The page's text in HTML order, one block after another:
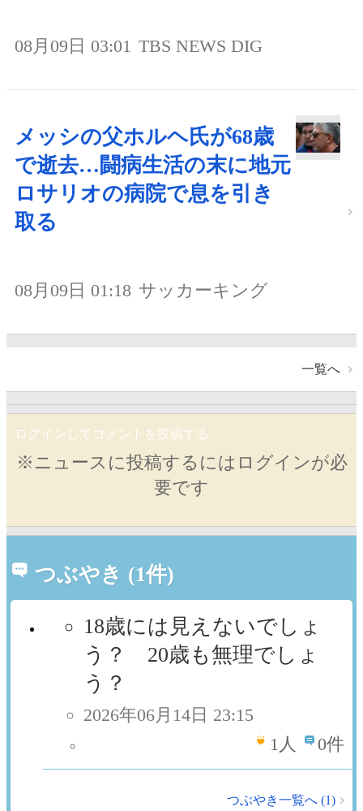
08月09日 03:01 TBS NEWS DIG
メッシの父ホルヘ氏が68歳
で逝去…闘病生活の末に地元
ロサリオの病院で息を引き
取る
08月09日 01:18 サッカーキング
一覧へ
ログインしてコメントを投稿する
※ニュースに投稿するにはログインが必
要です
つぶやき (1件)
18歳には見えないでしょ
う？ 20歳も無理でしょ
う？
2026年06月14日 23:15
1人 0件
つぶやき一覧へ (1)